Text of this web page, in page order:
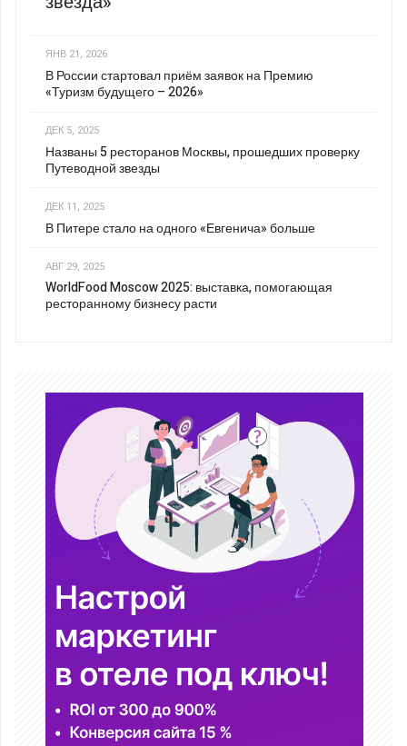
ЯНВ 21, 2026
В России стартовал приём заявок на Премию
«Туризм будущего – 2026»
ДЕК 5, 2025
Названы 5 ресторанов Москвы, прошедших проверку
Путеводной звезды
ДЕК 11, 2025
В Питере стало на одного «Евгенича» больше
АВГ 29, 2025
WorldFood Moscow 2025: выставка, помогающая
ресторанному бизнесу расти